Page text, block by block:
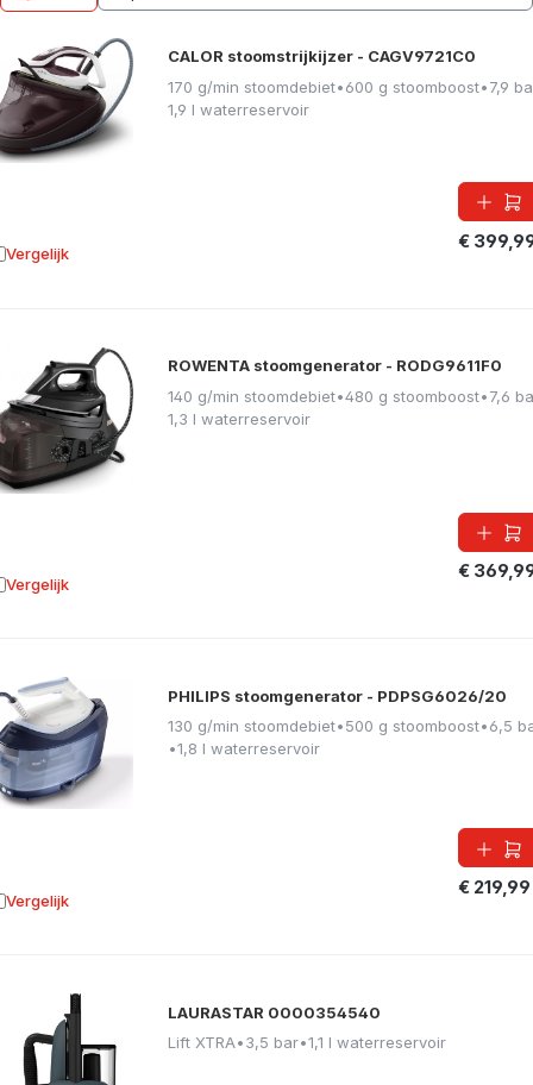
CALOR stoomstrijkijzer - CAGV9721C0
170 g/min stoomdebiet•600 g stoomboost•7,9
1,9 l waterreservoir
€
Vergelijk aan vergelijking
ROWENTA stoomgenerator - RODG9611F0
140 g/min stoomdebiet•480 g stoomboost•7,6
1,3 l waterreservoir
€
Vergelijk aan vergelijking
PHILIPS stoomgenerator - PDPSG6026/20
130 g/min stoomdebiet•500 g stoomboost•6,5
•1,8 l waterreservoir
€ 219,99
Vergelijk aan vergelijking
LAURASTAR 0000354540
Lift XTRA•3,5 bar•1,1 l waterreservoir